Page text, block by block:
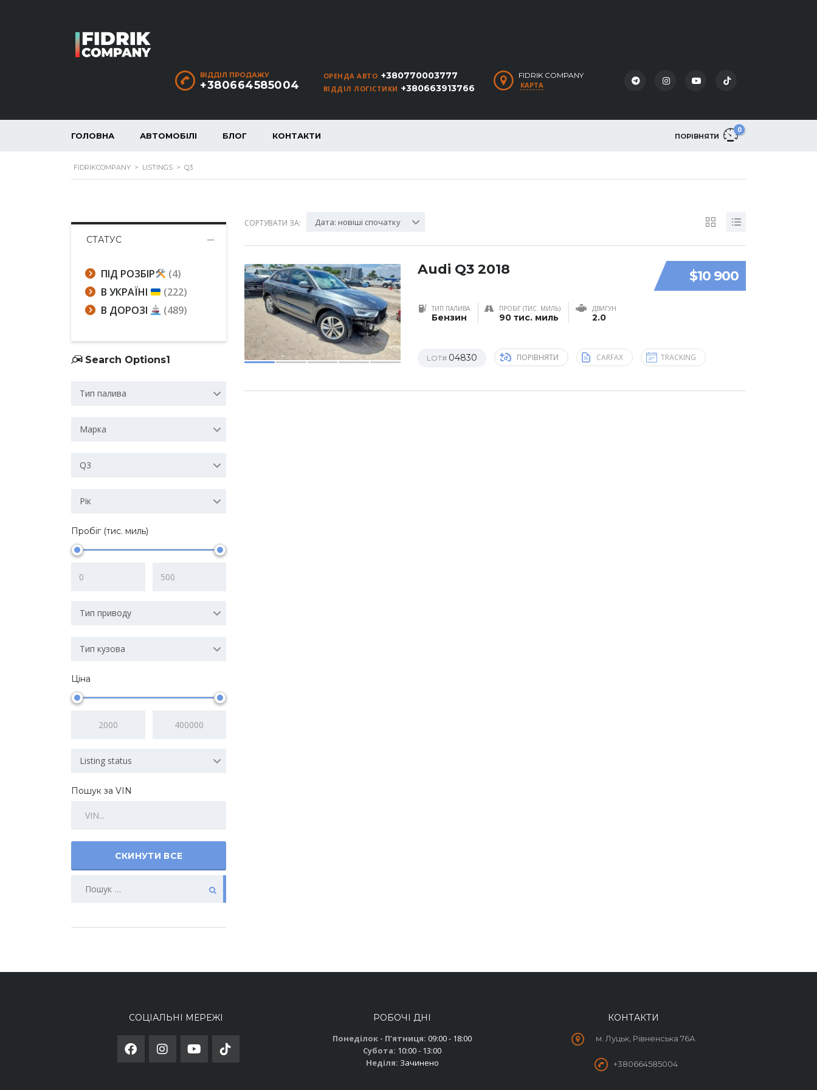
FIDRIK COMPANY
КАРТА
ОРЕНДА АВТО +380770003777
ВІДДІЛ ЛОГІСТИКИ +380663913766
ВІДДІЛ ПРОДАЖУ
+380664585004
ПОРІВНЯТИ
0
ГОЛОВНА АВТОМОБІЛІ БЛОГ КОНТАКТИ
FIDRIKCOMPANY > LISTINGS > Q3
СТАТУС
ПІД РОЗБІР
(4)
В УКРАЇНІ
(222)
В ДОРОЗІ
(489)
Search Options1
Тип палива
Марка
Q3
Рік
Пробіг (тис. миль)
Тип приводу
Тип кузова
Ціна
Listing status
Пошук за VIN
СКИНУТИ ВСЕ
СОРТУВАТИ ЗА: Дата: новіші спочатку
$10 900
Audi Q3 2018
ТИП ПАЛИВА
Бензин
ПРОБІГ (ТИС. МИЛЬ)
90 тис. миль
ДВИГУН
2.0
LOT# 04830 ПОРІВНЯТИ CARFAX TRACKING
СОЦІАЛЬНІ МЕРЕЖІ
РОБОЧІ ДНІ
Понеділок - Пʼятниця: 09:00 - 18:00
Субота: 10:00 - 13:00
Неділя: Зачинено
КОНТАКТИ
м. Луцьк, Рівненська 76А
+380664585004